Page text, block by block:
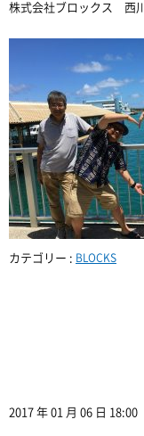
株式会社ブロックス 西
カテゴリー : BLOCKS
2017 年 01 月 06 日 18:00